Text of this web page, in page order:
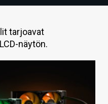
tarjoavat
näytön.